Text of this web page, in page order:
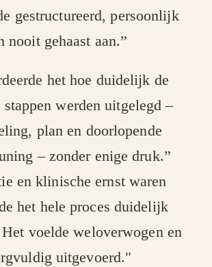
gestructureerd, persoonlijk
nooit gehaast aan.”
het hoe duidelijk de
stappen werden uitgelegd –
plan en doorlopende
– zonder enige druk.”
en klinische ernst waren
het hele proces duidelijk
voelde weloverwogen en
uitgevoerd."